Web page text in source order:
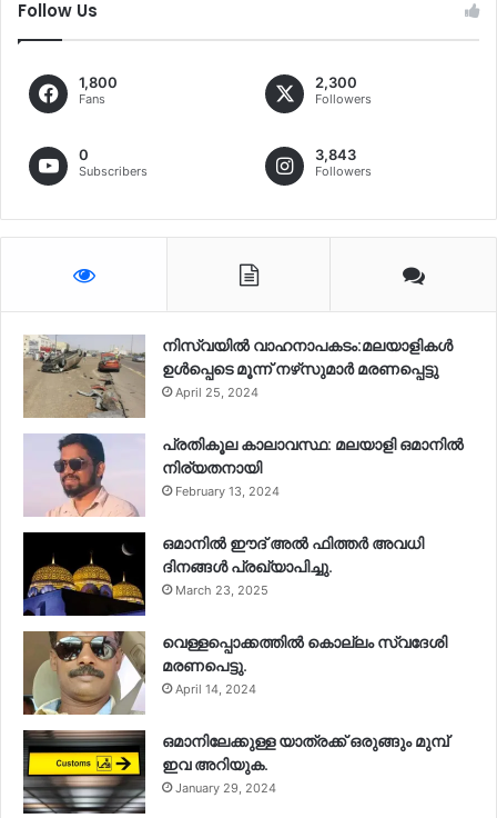
Follow Us
1,800
Fans
2,300
Followers
0
Subscribers
3,843
Followers
നിസ്‌വയിൽ വാഹനാപകടം:മലയാളികള്‍
ഉള്‍പ്പെടെ മൂന്ന് നഴ്‌സുമാര്‍ മരണപ്പെട്ടു
April 25, 2024
പ്രതികൂല കാലാവസ്ഥ: മലയാളി ഒമാനിൽ
നിര്യതനായി
February 13, 2024
ഒമാനിൽ ഈദ് അൽ ഫിത്തർ അവധി
ദിനങ്ങൾ പ്രഖ്യാപിച്ചു.
March 23, 2025
വെള്ളപ്പൊക്കത്തിൽ കൊല്ലം സ്വദേശി
മരണപെട്ടു.
April 14, 2024
ഒമാനിലേക്കുള്ള യാത്രക്ക് ഒരുങ്ങും മുമ്പ്
ഇവ അറിയുക.
January 29, 2024